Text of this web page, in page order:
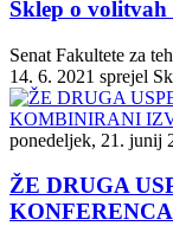
Sklep o volitvah
Senat Fakultete za
14. 6. 2021 sprejel
ponedeljek, 21. junij
ŽE DRUGA